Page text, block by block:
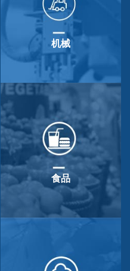
机械
食品